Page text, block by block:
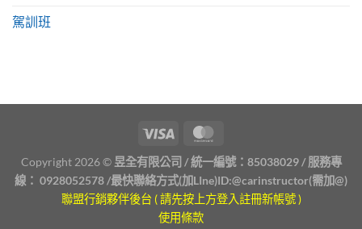
駕訓班
Copyright 2026 © 昱全有限公司 / 統一編號：85038029 / 服務專
線： 0928052578/最快聯絡方式(加LIne)ID:@carinstructor(需加@)
聯盟行銷夥伴後台 ( 請先按上方登入註冊新帳號 )
使用條款